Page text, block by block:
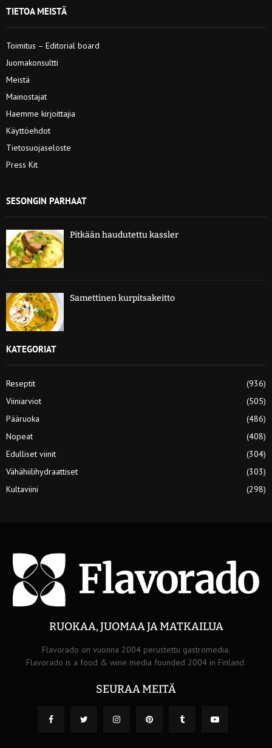
TIETOA MEISTÄ
Toimitus – Editorial board
Juomakonsultti
Meistä
Mainostajat
Haemme kirjoittajia
Käyttöehdot
Tietosuojaseloste
Press Kit
SESONGIN PARHAAT
Pitkään haudutettu kassler
Samettinen kurpitsakeitto
KATEGORIAT
Reseptit
(936)
Viiniarviot
(505)
Pääruoka
(486)
Nopeat
(408)
Edulliset viinit
(304)
Vähähiilihydraattiset
(303)
Kultaviini
(298)
RUOKAA, JUOMAA JA MATKAILUA
Flavorado on vuonna 2004 perustettu gastromedia.
Flavorado is a food & wine media founded 2004 in Finland.
SEURAA MEITÄ